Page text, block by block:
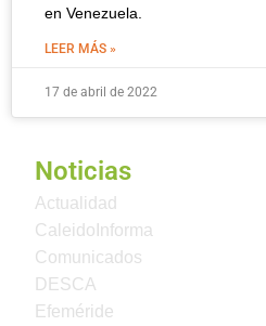
en Venezuela.
LEER MÁS »
17 de abril de 2022
Noticias
Actualidad
CaleidoInforma
Comunicados
DESCA
Efeméride